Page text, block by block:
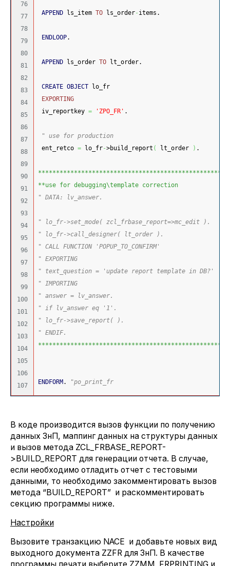
76
77
78
79
80
81
82
83
84
85
86
87
88
89
90
91
92
93
94
95
96
97
98
99
100
101
102
103
104
105
106
APPEND ls_item TO ls_order- items.
ENDLOOP.
APPEND ls_order TO lt_order.
CREATE OBJECT lo_fr
EXPORTING
iv_reportkey = 'ZPO_FR' .
" use for production
ent_retco = lo_fr->build_report ( lt_order ) .
**use for debugging\template correction
" DATA: lv_answer.
" lo_fr->set_mode( zcl_frbase_report=>mc_edit ).
" lo_fr->call_designer( lt_order ).
" CALL FUNCTION 'POPUP_TO_CONFIRM'
" EXPORTING
" text_question = 'update report template in DB?'
" IMPORTING
" answer = lv_answer.
" if lv_answer eq '1'.
" lo_fr->save_report( ).
" ENDIF.
ENDFORM . "po_print_fr
В коде производится вызов функции по получению
данных ЗнП, маппинг данных на структуры данных
и вызов метода ZCL_FRBASE_REPORT-
>BUILD_REPORT для генерации отчета. В случае,
если необходимо отладить отчет с тестовыми
данными, то необходимо закомментировать вызов
метода “BUILD_REPORT” и раскомментировать
секцию программы ниже.
Настройки
Вызовите транзакцию NACE и добавьте новых вид
выходного документа ZZFR для ЗнП. В качестве